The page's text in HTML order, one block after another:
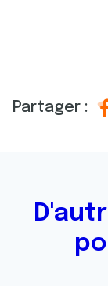
Partager :